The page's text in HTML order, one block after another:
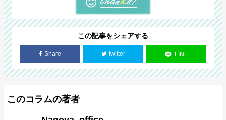
この記事をシェアする
Share twitter LINE
このコラムの著者